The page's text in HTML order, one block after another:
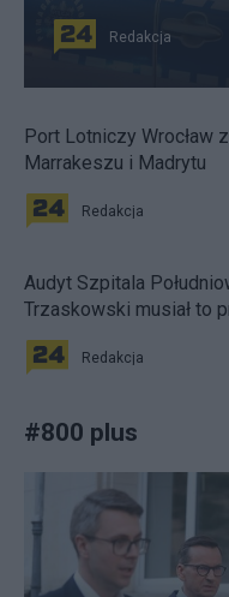
Redakcja
Port Lotniczy Wrocław
Marrakeszu i Madrytu
Redakcja
Audyt Szpitala
Trzaskowski musiał to
Redakcja
#800 plus